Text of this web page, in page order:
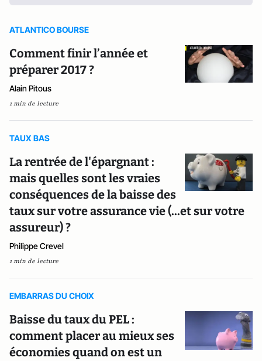
ATLANTICO BOURSE
Comment finir l’année et
préparer 2017 ?
Alain Pitous
1 min de lecture
TAUX BAS
La rentrée de l'épargnant :
mais quelles sont les vraies
conséquences de la baisse des
taux sur votre assurance vie (...et sur votre
assureur) ?
Philippe Crevel
1 min de lecture
EMBARRAS DU CHOIX
Baisse du taux du PEL :
comment placer au mieux ses
économies quand on est un